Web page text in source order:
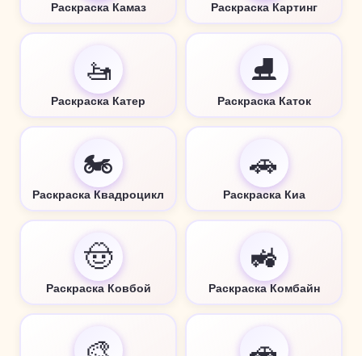
Раскраска Камаз Раскраска Картинг
🚤
Раскраска Катер
⛸️
Раскраска Каток
🏍️
Раскраска Квадроцикл
🚗
Раскраска Киа
🤠
Раскраска Ковбой
🚜
Раскраска Комбайн